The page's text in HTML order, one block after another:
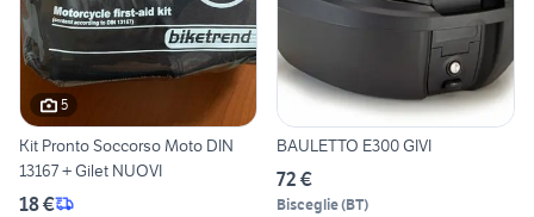
5
Kit Pronto Soccorso Moto DIN
13167 + Gilet NUOVI
18 €
BAULETTO E300 GIVI
72 €
Bisceglie(BT)